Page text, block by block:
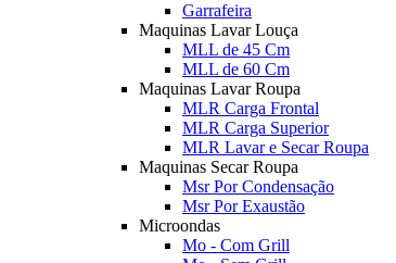
Garrafeira
Maquinas Lavar Louça
MLL de 45 Cm
MLL de 60 Cm
Maquinas Lavar Roupa
MLR Carga Frontal
MLR Carga Superior
MLR Lavar e Secar Roupa
Maquinas Secar Roupa
Msr Por Condensação
Msr Por Exaustão
Microondas
Mo - Com Grill